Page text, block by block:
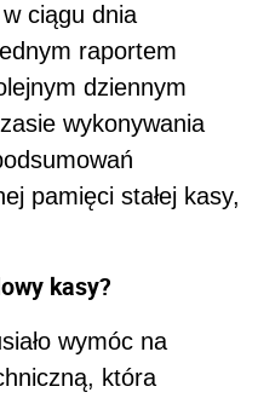
ciągu dnia
raportem
dziennym
wykonywania
pamięci stałej kasy,
kasy?
wymóc na
która